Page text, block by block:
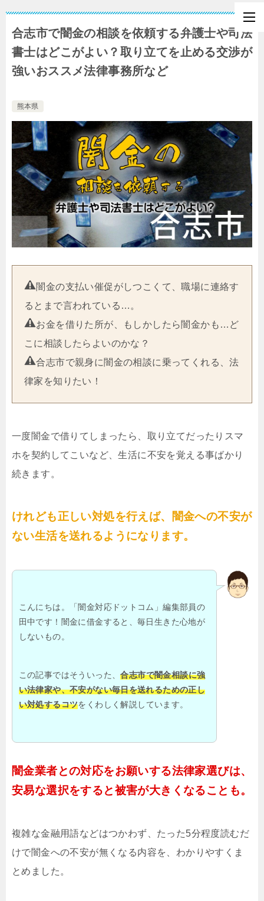
合志市で闇金の相談を依頼する弁護士や司法
書士はどこがよい？取り立てを止める交渉が
強いおススメ法律事務所など
熊本県
闇金の支払い催促がしつこくて、職場に連絡す
るとまで言われている…。
お金を借りた所が、もしかしたら闇金かも…ど
こに相談したらよいのかな？
合志市で親身に闇金の相談に乗ってくれる、法
律家を知りたい！
一度闇金で借りてしまったら、取り立てだったりスマ
ホを契約してこいなど、生活に不安を覚える事ばかり
続きます。
けれども正しい対処を行えば、闇金への不安が
ない生活を送れるようになります。
こんにちは。「闇金対応ドットコム」編集部員の
田中です！闇金に借金すると、毎日生きた心地が
しないもの。
この記事ではそういった、合志市で闇金相談に強
い法律家や、不安がない毎日を送れるための正し
い対処するコツをくわしく解説しています。
闇金業者との対応をお願いする法律家選びは、
安易な選択をすると被害が大きくなることも。
複雑な金融用語などはつかわず、たった5分程度読むだ
けで闇金への不安が無くなる内容を、わかりやすくま
とめました。